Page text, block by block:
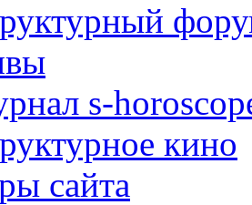
s-
кино
сайта